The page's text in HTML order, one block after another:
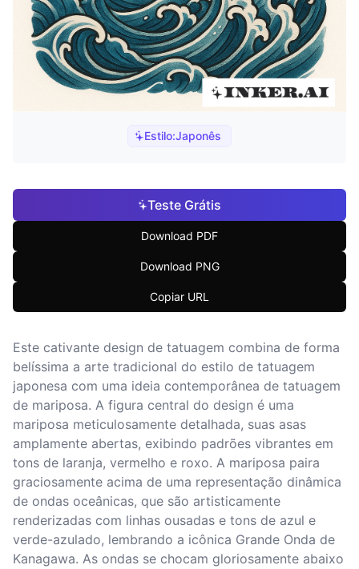
Estilo:Japonês
Teste Grátis
Download PDF
Download PNG
Copiar URL
Este cativante design de tatuagem combina de forma
belíssima a arte tradicional do estilo de tatuagem
japonesa com uma ideia contemporânea de tatuagem
de mariposa. A figura central do design é uma
mariposa meticulosamente detalhada, suas asas
amplamente abertas, exibindo padrões vibrantes em
tons de laranja, vermelho e roxo. A mariposa paira
graciosamente acima de uma representação dinâmica
de ondas oceânicas, que são artisticamente
renderizadas com linhas ousadas e tons de azul e
verde-azulado, lembrando a icônica Grande Onda de
Kanagawa. As ondas se chocam gloriosamente abaixo